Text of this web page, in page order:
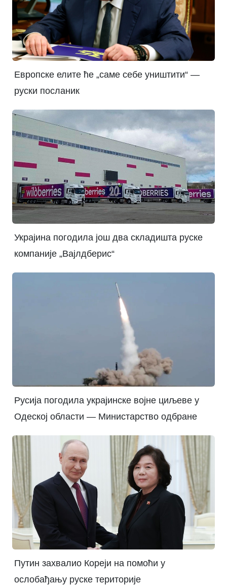
Европске елите ће „саме себе уништити“ —
руски посланик
Украјина погодила још два складишта руске
компаније „Вајлдберис“
Русија погодила украјинске војне циљеве у
Одеској области — Министарство одбране
Путин захвалио Кореји на помоћи у
ослобађању руске територије